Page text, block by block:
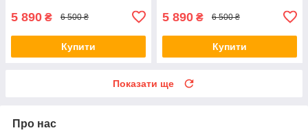
5 890 ₴ 6 500 ₴
Купити
5 890 ₴ 6 500 ₴
Купити
Показати ще
Про нас